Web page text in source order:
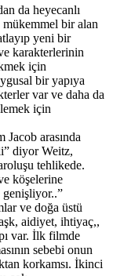
da heyecanlı
bir alan
yeni bir
karakterlerinin
için
bir yapıya
var ve daha da
için
arasında
diyor Weitz,
tehlikede.
köşelerine
ve doğa üstü
aidiyet, ihtiyaç,,
var. İlk filmde
sebebi onun
korkamsı. İkinci